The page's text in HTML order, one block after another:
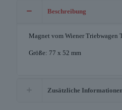
Beschreibung
Magnet vom Wiener Triebwagen
Größe: 77 x 52 mm
Zusätzliche